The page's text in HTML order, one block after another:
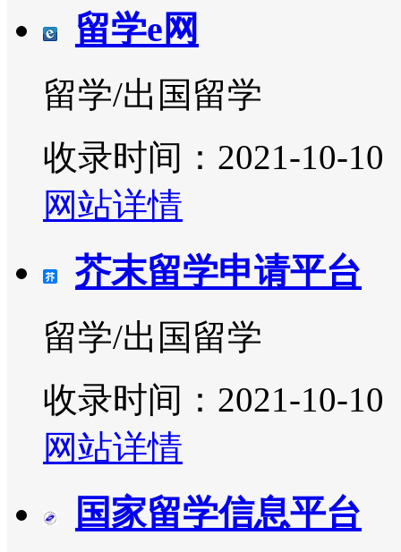
留学e网
留学/出国留学
收录时间：2021-10-10
网站详情
芥末留学申请平台
留学/出国留学
收录时间：2021-10-10
网站详情
国家留学信息平台